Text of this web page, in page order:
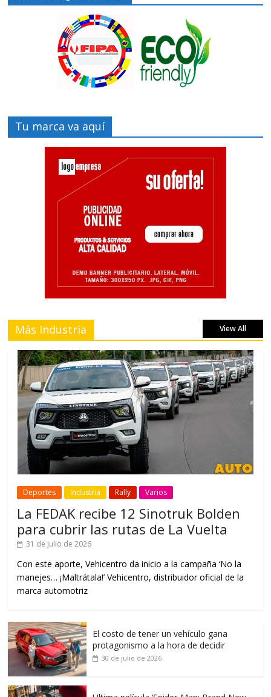
Tu marca va aquí
Más Industria View All
Deportes Industria Rally Varios
La FEDAK recibe 12 Sinotruk Bolden
para cubrir las rutas de La Vuelta
31 de julio de 2026
Con este aporte, Vehicentro da inicio a la campaña ‘No la
manejes… ¡Maltrátala!’ Vehicentro, distribuidor oficial de la
marca automotriz
El costo de tener un vehículo gana
protagonismo a la hora de decidir
30 de julio de 2026